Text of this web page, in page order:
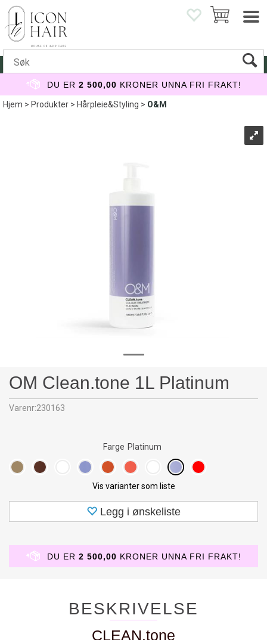
DU ER 2 500,00 KRONER UNNA FRI FRAKT!
Hjem>Produkter>Hårpleie&Styling>O&M
OM Clean.tone 1L Platinum
Varenr:230163
Farge Platinum
Vis varianter som liste
Legg i ønskeliste
DU ER 2 500,00 KRONER UNNA FRI FRAKT!
BESKRIVELSE
CLEAN.tone